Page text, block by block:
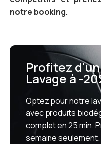
notre booking.
Profitez
Lavage à -
Optez pour notre
avec produits
complet en 25 min.
semaine seulement.